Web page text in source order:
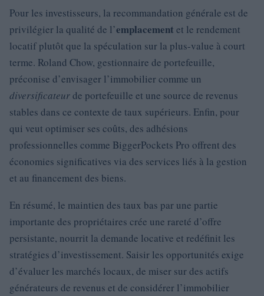
Pour les investisseurs, la recommandation générale est de
privilégier la qualité de l’emplacement et le rendement
locatif plutôt que la spéculation sur la plus-value à court
terme. Roland Chow, gestionnaire de portefeuille,
préconise d’envisager l’immobilier comme un
diversificateurde portefeuille et une source de revenus
stables dans ce contexte de taux supérieurs. Enfin, pour
qui veut optimiser ses coûts, des adhésions
professionnelles comme BiggerPockets Pro offrent des
économies significatives via des services liés à la gestion
et au financement des biens.
En résumé, le maintien des taux bas par une partie
importante des propriétaires crée une rareté d’offre
persistante, nourrit la demande locative et redéfinit les
stratégies d’investissement. Saisir les opportunités exige
d’évaluer les marchés locaux, de miser sur des actifs
générateurs de revenus et de considérer l’immobilier